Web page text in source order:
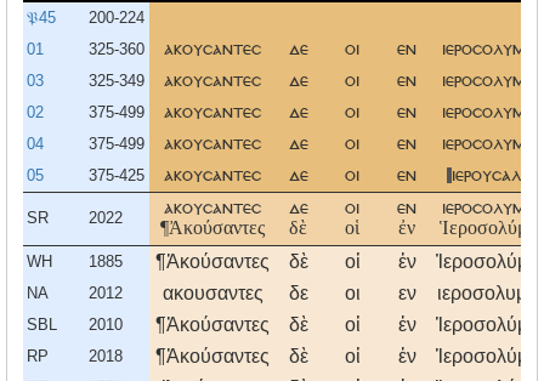
𝔓45
200-224
01
325-360 ακουσαντεσ δε οι εν
03 325-349 ακουσαντεσ δε οι εν
02 375-499 ακουσαντεσ δε οι εν
04 375-499 ακουσαντεσ δε οι εν
05 375-425 ακουσαντεσ δε οι εν ιερουσαλημ
SR 2022
ακουσαντεσ
¶Ἀκούσαντες
δε
δὲ
οι
οἱ
εν
ἐν
WH 1885 ¶Ἀκούσαντες δὲ οἱ ἐν
NA 2012 ακουσαντες δε οι εν
SBL 2010 ¶Ἀκούσαντες δὲ οἱ ἐν
RP 2018 ¶Ἀκούσαντες δὲ οἱ ἐν